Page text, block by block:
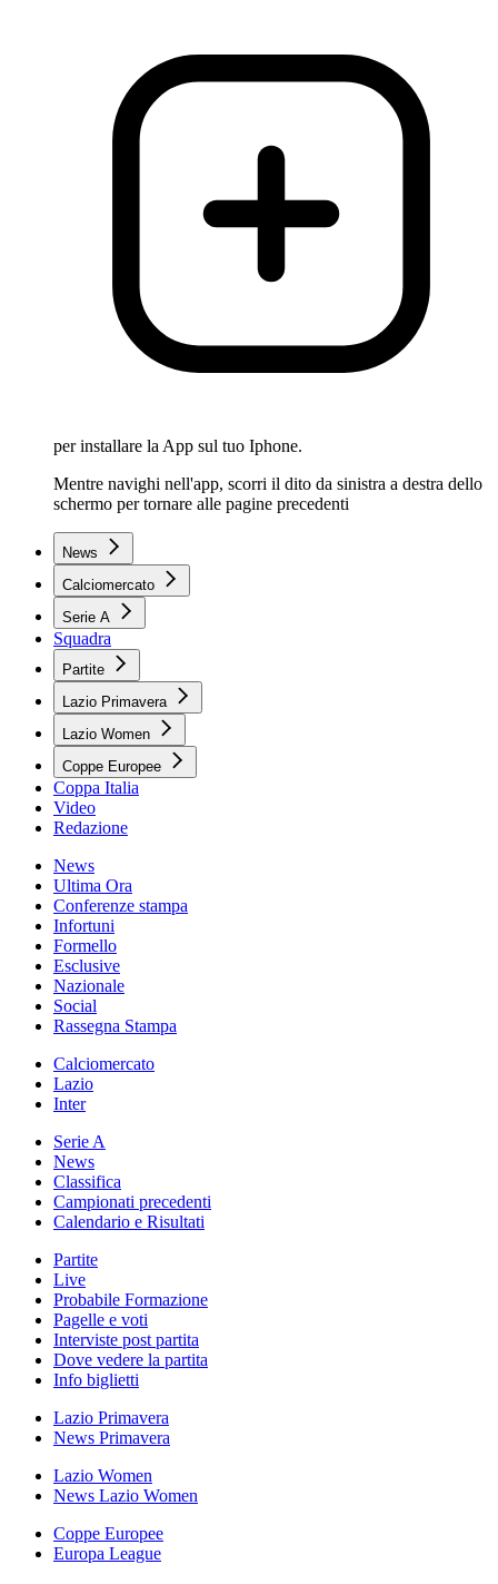
per installare la App sul tuo Iphone.
Mentre navighi nell'app, scorri il dito da sinistra a destra dello
schermo per tornare alle pagine precedenti
News
Calciomercato
Serie A
Squadra
Partite
Lazio Primavera
Lazio Women
Coppe Europee
Coppa Italia
Video
Redazione
News
Ultima Ora
Conferenze stampa
Infortuni
Formello
Esclusive
Nazionale
Social
Rassegna Stampa
Calciomercato
Lazio
Inter
Serie A
News
Classifica
Campionati precedenti
Calendario e Risultati
Partite
Live
Probabile Formazione
Pagelle e voti
Interviste post partita
Dove vedere la partita
Info biglietti
Lazio Primavera
News Primavera
Lazio Women
News Lazio Women
Coppe Europee
Europa League